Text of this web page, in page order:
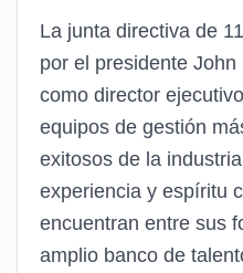
La junta directiva de
por el presidente
como director
equipos de gestión
exitosos de la
experiencia y espíritu
encuentran entre sus
amplio banco de